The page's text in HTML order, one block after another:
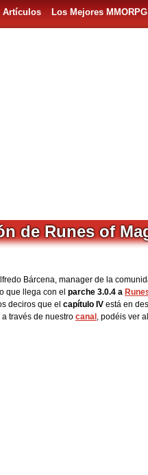
Artículos Los Mejores
de Runes of
Bárcena, manager de la
que llega con el parche 3.0.4 a
deciros que el capítulo IV está en
través de nuestro canal , podéis ver